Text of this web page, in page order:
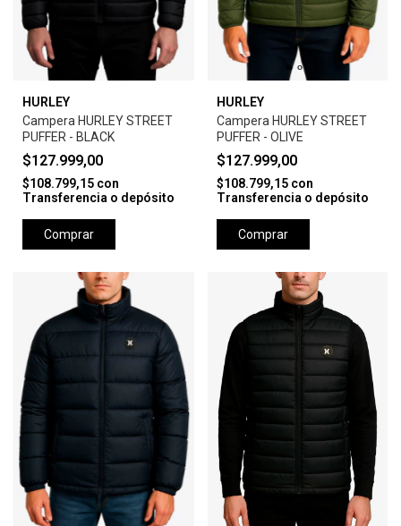
HURLEY
Campera HURLEY STREET
PUFFER - BLACK
$127.999,00
$108.799,15 con
Transferencia o depósito
Comprar
HURLEY
Campera HURLEY STREET
PUFFER - OLIVE
$127.999,00
$108.799,15 con
Transferencia o depósito
Comprar